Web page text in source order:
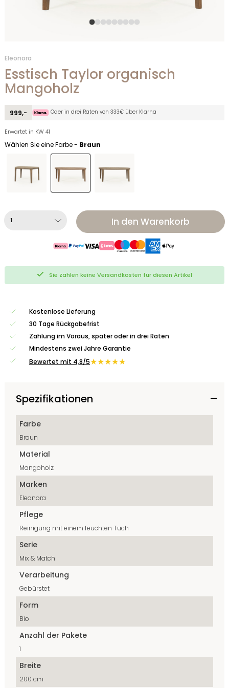
Eleonora
Esstisch Taylor organisch
Mangoholz
999,- Oder in drei Raten von 333€ über Klarna
Erwartet in KW 41
Wählen Sie eine Farbe - Braun
In den Warenkorb
Sie zahlen keine Versandkosten für diesen Artikel
Kostenlose Lieferung
30 Tage Rückgabefrist
Zahlung im Voraus, später oder in drei Raten
Mindestens zwei Jahre Garantie
Bewertet mit 4,8/5★★★★★
Spezifikationen
Farbe
Braun
Material
Mangoholz
Marken
Eleonora
Pflege
Reinigung mit einem feuchten Tuch
Serie
Mix & Match
Verarbeitung
Gebürstet
Form
Bio
Anzahl der Pakete
1
Breite
200 cm